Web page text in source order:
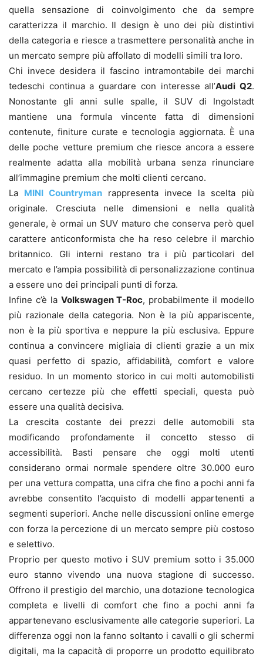
quella sensazione di coinvolgimento che da sempre
caratterizza il marchio. Il design è uno dei più distintivi
della categoria e riesce a trasmettere personalità anche in
un mercato sempre più affollato di modelli simili tra loro.
Chi invece desidera il fascino intramontabile dei marchi
tedeschi continua a guardare con interesse all’Audi Q2.
Nonostante gli anni sulle spalle, il SUV di Ingolstadt
mantiene una formula vincente fatta di dimensioni
contenute, finiture curate e tecnologia aggiornata. È una
delle poche vetture premium che riesce ancora a essere
realmente adatta alla mobilità urbana senza rinunciare
all’immagine premium che molti clienti cercano.
La MINI Countryman rappresenta invece la scelta più
originale. Cresciuta nelle dimensioni e nella qualità
generale, è ormai un SUV maturo che conserva però quel
carattere anticonformista che ha reso celebre il marchio
britannico. Gli interni restano tra i più particolari del
mercato e l’ampia possibilità di personalizzazione continua
a essere uno dei principali punti di forza.
Infine c’è la Volkswagen T-Roc, probabilmente il modello
più razionale della categoria. Non è la più appariscente,
non è la più sportiva e neppure la più esclusiva. Eppure
continua a convincere migliaia di clienti grazie a un mix
quasi perfetto di spazio, affidabilità, comfort e valore
residuo. In un momento storico in cui molti automobilisti
cercano certezze più che effetti speciali, questa può
essere una qualità decisiva.
La crescita costante dei prezzi delle automobili sta
modificando profondamente il concetto stesso di
accessibilità. Basti pensare che oggi molti utenti
considerano ormai normale spendere oltre 30.000 euro
per una vettura compatta, una cifra che fino a pochi anni fa
avrebbe consentito l’acquisto di modelli appartenenti a
segmenti superiori. Anche nelle discussioni online emerge
con forza la percezione di un mercato sempre più costoso
e selettivo.
Proprio per questo motivo i SUV premium sotto i 35.000
euro stanno vivendo una nuova stagione di successo.
Offrono il prestigio del marchio, una dotazione tecnologica
completa e livelli di comfort che fino a pochi anni fa
appartenevano esclusivamente alle categorie superiori. La
differenza oggi non la fanno soltanto i cavalli o gli schermi
digitali, ma la capacità di proporre un prodotto equilibrato